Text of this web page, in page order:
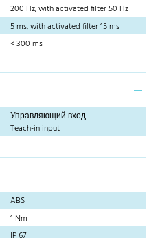
200 Hz, with activated filter 50 Hz
5 ms, with activated filter 15 ms
< 300 ms
Управляющий вход
Teach-in input
ABS
1 Nm